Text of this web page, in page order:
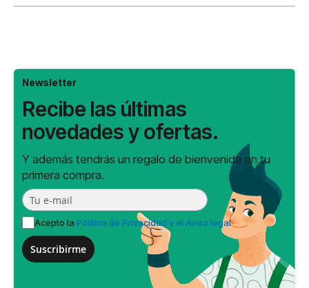
Newsletter
Recibe las últimas
novedades y ofertas.
Y además tendrás un regalo de bienvenida en tu
primera compra.
Acepto la Política de Privacidad y el Aviso legal
Suscribirme